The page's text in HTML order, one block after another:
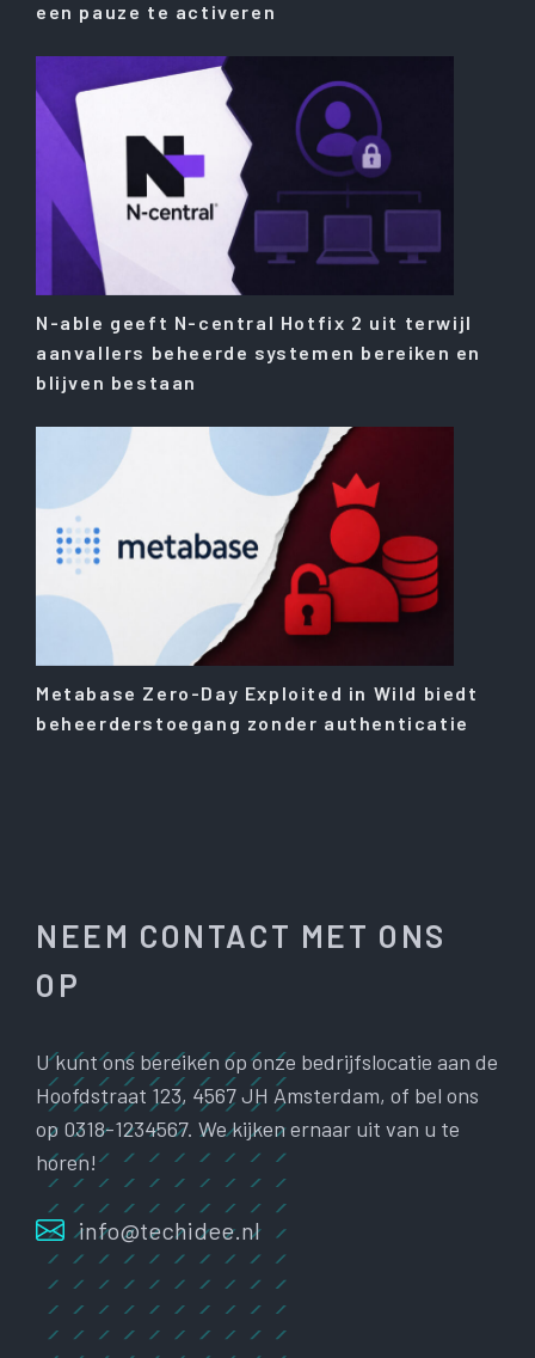
een ​​pauze te activeren
N-able geeft N-central Hotfix 2 uit terwijl
aanvallers beheerde systemen bereiken en
blijven bestaan
Metabase Zero-Day Exploited in Wild biedt
beheerderstoegang zonder authenticatie
NEEM CONTACT MET ONS
OP
U kunt ons bereiken op onze bedrijfslocatie aan de
Hoofdstraat 123, 4567 JH Amsterdam, of bel ons
op 0318-1234567. We kijken ernaar uit van u te
horen!
info@techidee.nl